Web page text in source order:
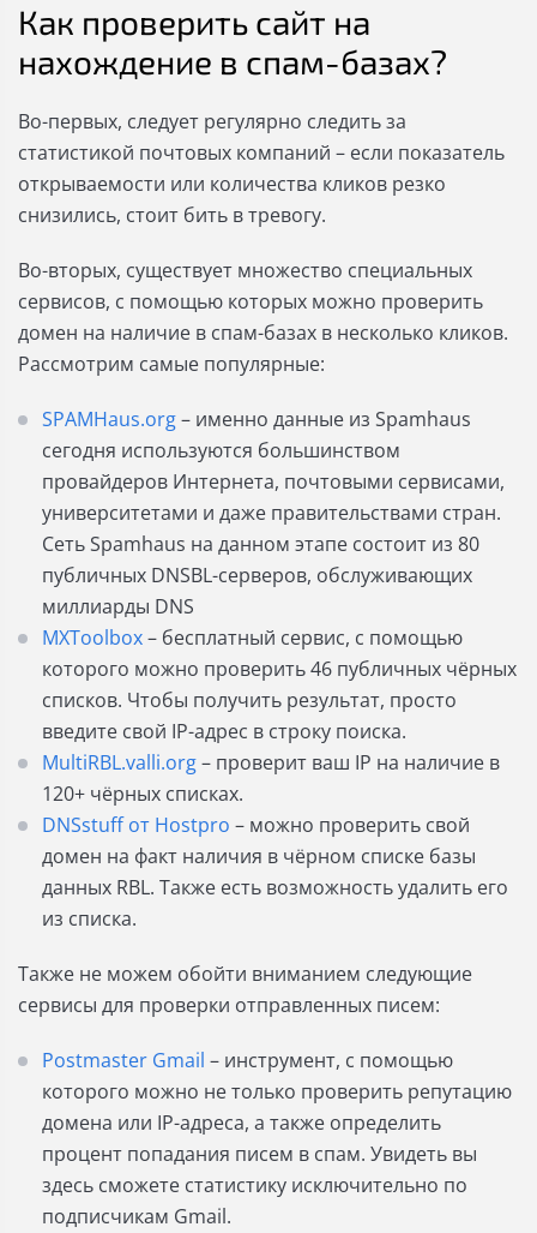
Как проверить сайт на
нахождение в спам-базах?
Во-первых, следует регулярно следить за
статистикой почтовых компаний – если показатель
открываемости или количества кликов резко
снизились, стоит бить в тревогу.
Во-вторых, существует множество специальных
сервисов, с помощью которых можно проверить
домен на наличие в спам-базах в несколько кликов.
Рассмотрим самые популярные:
SPAMHaus.org– именно данные из Spamhaus
сегодня используются большинством
провайдеров Интернета, почтовыми сервисами,
университетами и даже правительствами стран.
Сеть Spamhaus на данном этапе состоит из 80
публичных DNSBL-серверов, обслуживающих
миллиарды DNS
MXToolbox– бесплатный сервис, с помощью
которого можно проверить 46 публичных чёрных
списков. Чтобы получить результат, просто
введите свой IP-адрес в строку поиска.
MultiRBL.valli.org– проверит ваш IP на наличие в
120+ чёрных списках.
DNSstuff от Hostpro – можно проверить свой
домен на факт наличия в чёрном списке базы
данных RBL. Также есть возможность удалить его
из списка.
Также не можем обойти вниманием следующие
сервисы для проверки отправленных писем:
Postmaster Gmail – инструмент, с помощью
которого можно не только проверить репутацию
домена или IP-адреса, а также определить
процент попадания писем в спам. Увидеть вы
здесь сможете статистику исключительно по
подписчикам Gmail.